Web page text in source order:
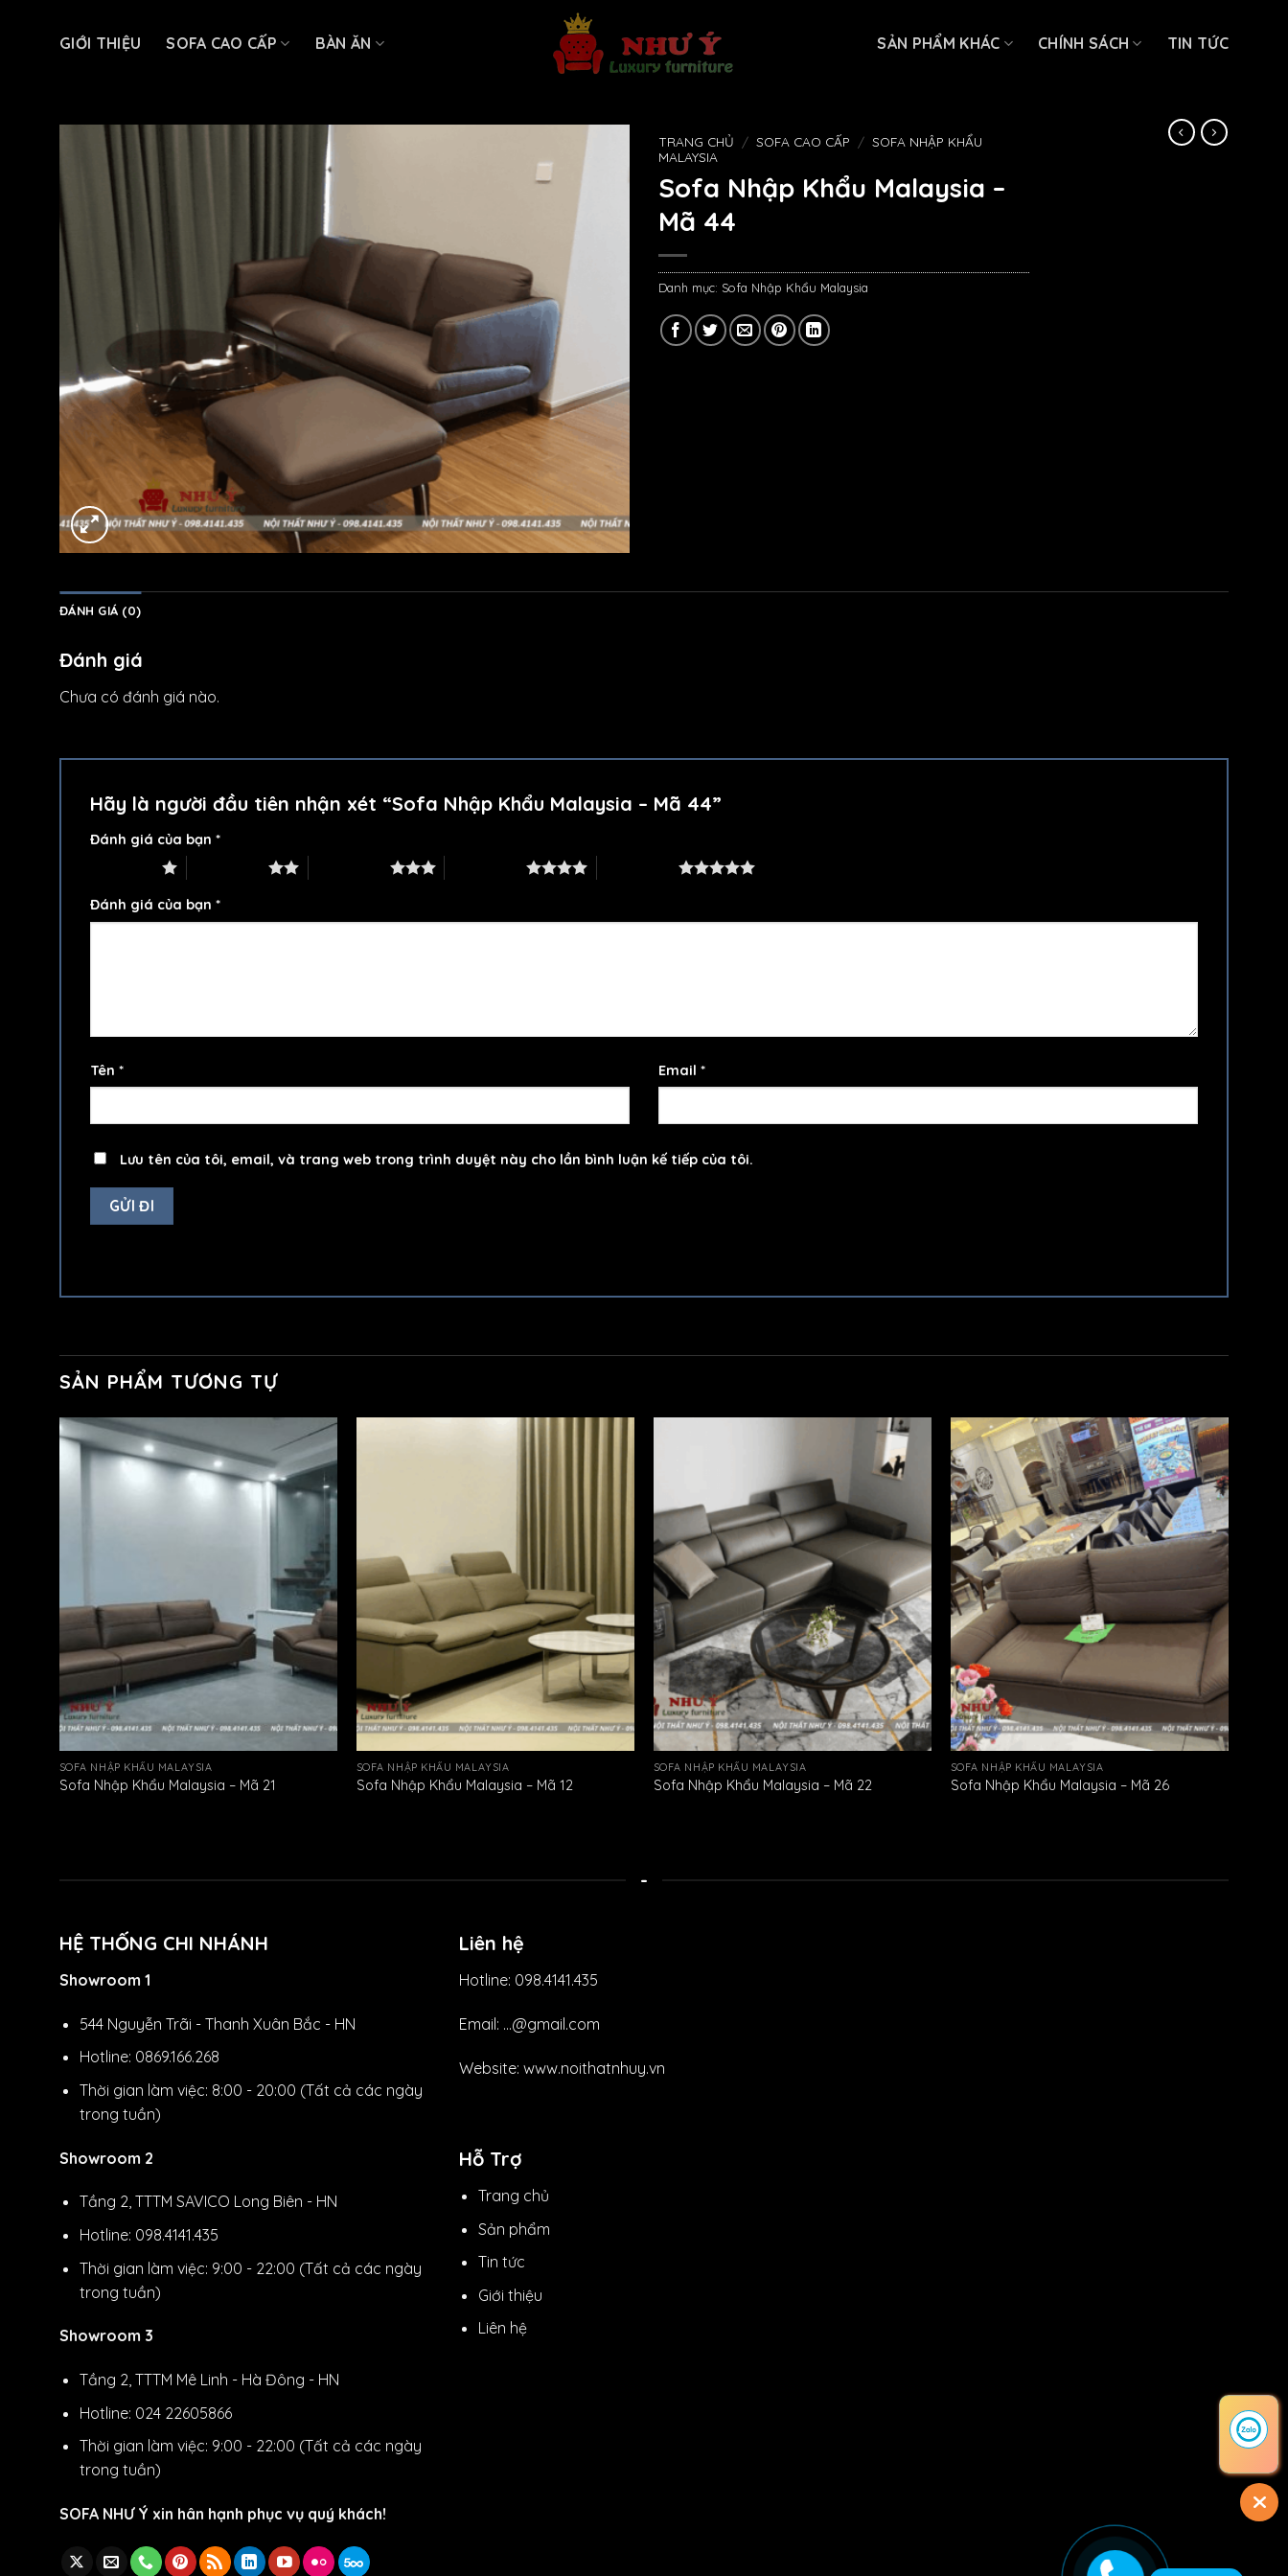
GIỚI THIỆU SOFA CAO CẤP BÀN ĂN SẢN PHẨM KHÁC CHÍNH SÁCH TIN TỨC
TRANG CHỦ / SOFA CAO CẤP / SOFA NHẬP KHẨU
MALAYSIA
Sofa Nhập Khẩu Malaysia –
Mã 44
Danh mục: Sofa Nhập Khẩu Malaysia
ĐÁNH GIÁ (0)
Đánh giá
Chưa có đánh giá nào.
Hãy là người đầu tiên nhận xét “Sofa Nhập Khẩu Malaysia – Mã 44”
Đánh giá của bạn *
4 trên 5 sao 5 trên 5 sao
Đánh giá của bạn *
Tên * Email *
Lưu tên của tôi, email, và trang web trong trình duyệt này cho lần bình luận kế tiếp của tôi.
SẢN PHẨM TƯƠNG TỰ
SOFA NHẬP KHẨU MALAYSIA
Sofa Nhập Khẩu Malaysia – Mã 21
SOFA NHẬP KHẨU MALAYSIA
Sofa Nhập Khẩu Malaysia – Mã 12
SOFA NHẬP KHẨU MALAYSIA
Sofa Nhập Khẩu Malaysia – Mã 22
SOFA NHẬP KHẨU MALAYSIA
Sofa Nhập Khẩu Malaysia – Mã 26
-
HỆ THỐNG CHI NHÁNH
Showroom 1
544 Nguyễn Trãi - Thanh Xuân Bắc - HN
Hotline: 0869.166.268
Thời gian làm việc: 8:00 - 20:00 (Tất cả các ngày
trong tuần)
Showroom 2
Tầng 2, TTTM SAVICO Long Biên - HN
Hotline: 098.4141.435
Thời gian làm việc: 9:00 - 22:00 (Tất cả các ngày
trong tuần)
Showroom 3
Tầng 2, TTTM Mê Linh - Hà Đông - HN
Hotline: 024 22605866
Thời gian làm việc: 9:00 - 22:00 (Tất cả các ngày
trong tuần)
SOFA NHƯ Ý xin hân hạnh phục vụ quý khách!
Liên hệ
Hotline: 098.4141.435
Email: ...@gmail.com
Website: www.noithatnhuy.vn
Hỗ Trợ
Trang chủ
Sản phẩm
Tin tức
Giới thiệu
Liên hệ